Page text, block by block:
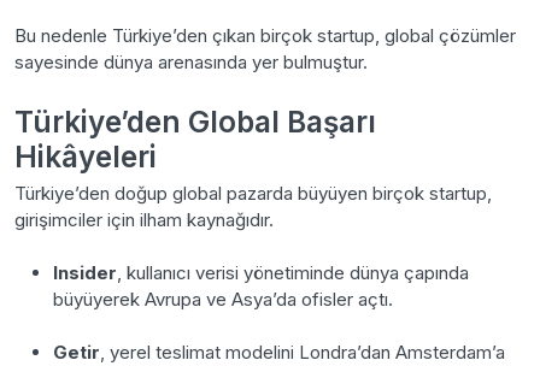
Bu nedenle Türkiye’den çıkan birçok startup, global çözümler
sayesinde dünya arenasında yer bulmuştur.
Türkiye’den Global Başarı
Hikâyeleri
Türkiye’den doğup global pazarda büyüyen birçok startup,
girişimciler için ilham kaynağıdır.
Insider, kullanıcı verisi yönetiminde dünya çapında
büyüyerek Avrupa ve Asya’da ofisler açtı.
Getir, yerel teslimat modelini Londra’dan Amsterdam’a